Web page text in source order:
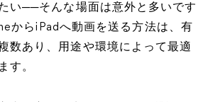
い──そんな場面は意外と多いです
からiPadへ動画を送る方法は、有
数あり、用途や環境によって最適
す。